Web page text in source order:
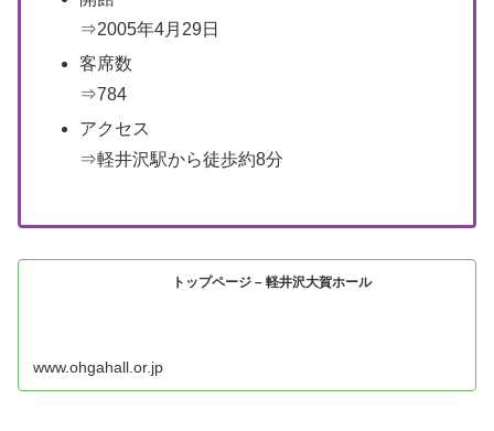
⇒2005年4月29日
客席数
⇒784
アクセス
⇒軽井沢駅から徒歩約8分
トップページ – 軽井沢大賀ホール
www.ohgahall.or.jp